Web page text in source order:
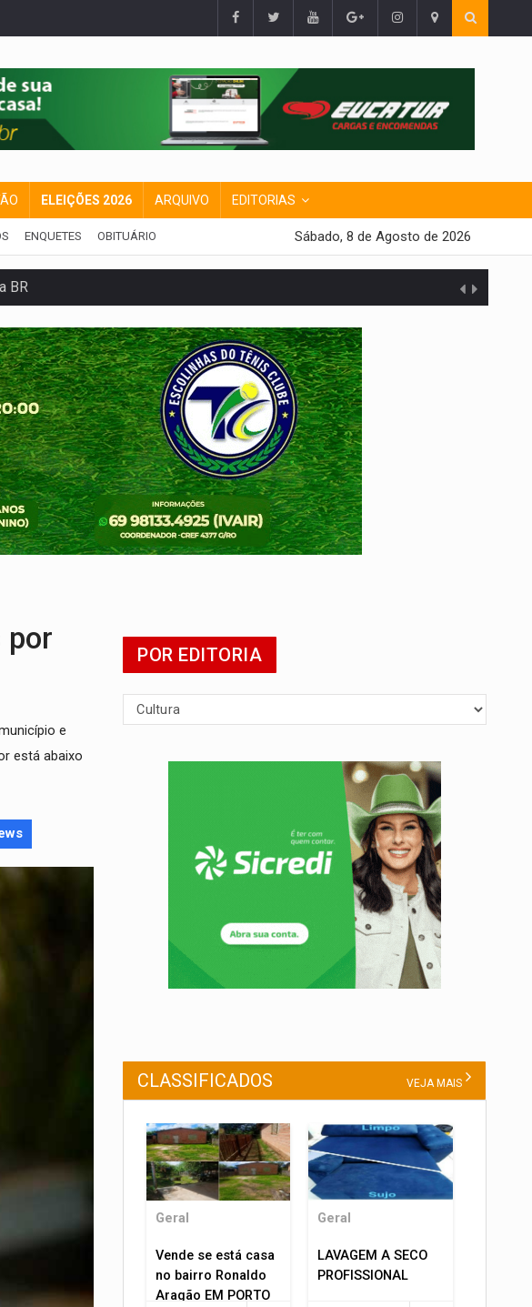
ELEIÇÕES 2026 ARQUIVO EDITORIAS
ENQUETES OBITUÁRIO Sábado, 8 de Agosto de 2026
BR
fumo
a estudantes na escola
por
e
está abaixo
POR EDITORIA
CLASSIFICADOS VEJA MAIS
Geral
Vende se está casa
no bairro Ronaldo
Aragão EM PORTO
Geral
LAVAGEM A SECO
PROFISSIONAL